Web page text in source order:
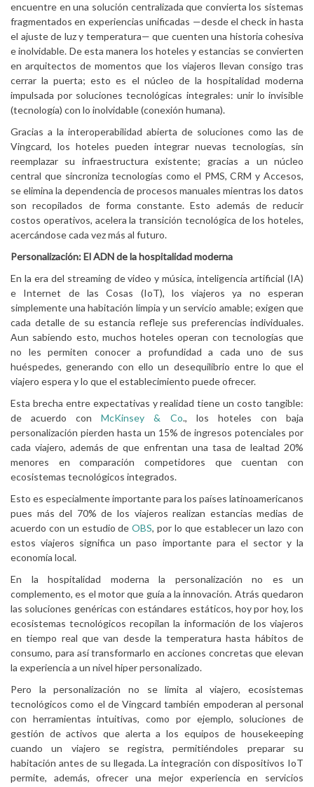
encuentre en una solución centralizada que convierta los sistemas
fragmentados en experiencias unificadas —desde el check in hasta
el ajuste de luz y temperatura— que cuenten una historia cohesiva
e inolvidable. De esta manera los hoteles y estancias se convierten
en arquitectos de momentos que los viajeros llevan consigo tras
cerrar la puerta; esto es el núcleo de la hospitalidad moderna
impulsada por soluciones tecnológicas integrales: unir lo invisible
(tecnología) con lo inolvidable (conexión humana).
Gracias a la interoperabilidad abierta de soluciones como las de
Vingcard, los hoteles pueden integrar nuevas tecnologías, sin
reemplazar su infraestructura existente; gracias a un núcleo
central que sincroniza tecnologías como el PMS, CRM y Accesos,
se elimina la dependencia de procesos manuales mientras los datos
son recopilados de forma constante. Esto además de reducir
costos operativos, acelera la transición tecnológica de los hoteles,
acercándose cada vez más al futuro.
Personalización: El ADN de la hospitalidad moderna
En la era del streaming de video y música, inteligencia artificial (IA)
e Internet de las Cosas (IoT), los viajeros ya no esperan
simplemente una habitación limpia y un servicio amable; exigen que
cada detalle de su estancia refleje sus preferencias individuales.
Aun sabiendo esto, muchos hoteles operan con tecnologías que
no les permiten conocer a profundidad a cada uno de sus
huéspedes, generando con ello un desequilibrio entre lo que el
viajero espera y lo que el establecimiento puede ofrecer.
Esta brecha entre expectativas y realidad tiene un costo tangible:
de acuerdo conMcKinsey & Co., los hoteles con baja
personalización pierden hasta un 15% de ingresos potenciales por
cada viajero, además de que enfrentan una tasa de lealtad 20%
menores en comparación competidores que cuentan con
ecosistemas tecnológicos integrados.
Esto es especialmente importante para los países latinoamericanos
pues más del 70% de los viajeros realizan estancias medias de
acuerdo con un estudio deOBS, por lo que establecer un lazo con
estos viajeros significa un paso importante para el sector y la
economía local.
En la hospitalidad moderna la personalización no es un
complemento, es el motor que guía a la innovación. Atrás quedaron
las soluciones genéricas con estándares estáticos, hoy por hoy, los
ecosistemas tecnológicos recopilan la información de los viajeros
en tiempo real que van desde la temperatura hasta hábitos de
consumo, para así transformarlo en acciones concretas que elevan
la experiencia a un nivel hiper personalizado.
Pero la personalización no se limita al viajero, ecosistemas
tecnológicos como el de Vingcard también empoderan al personal
con herramientas intuitivas, como por ejemplo, soluciones de
gestión de activos que alerta a los equipos de housekeeping
cuando un viajero se registra, permitiéndoles preparar su
habitación antes de su llegada. La integración con dispositivos IoT
permite, además, ofrecer una mejor experiencia en servicios